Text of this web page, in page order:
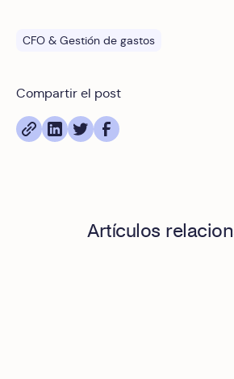
Compartir el post
CFO & Gestión de gastos
Artículos